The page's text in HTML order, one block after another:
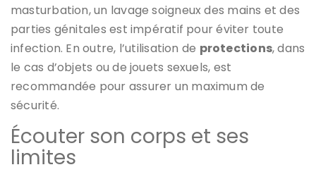
masturbation, un lavage soigneux des mains et des
parties génitales est impératif pour éviter toute
infection. En outre, l’utilisation de protections, dans
le cas d’objets ou de jouets sexuels, est
recommandée pour assurer un maximum de
sécurité.
Écouter son corps et ses
limites